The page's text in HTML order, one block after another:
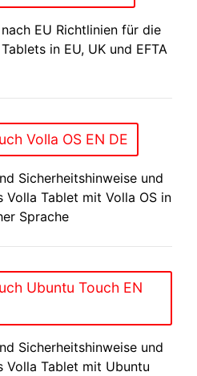
EU Richtlinien für die
in EU, UK und EFTA
Volla OS EN DE
Sicherheitshinweise und
Volla Tablet mit Volla OS in
Sprache
Ubuntu Touch EN
Sicherheitshinweise und
Volla Tablet mit Ubuntu